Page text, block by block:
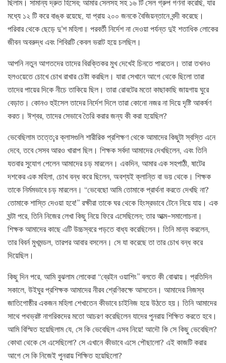
ছিলাম। সামান্য দ্রুত হিসেব; আমার সেলসহ সহ ১৬ টি সেল গ্রুপ গণনা করেছি, যার
মধ্যে ১২ টি করে বাঙ্ক রয়েছে, যা প্রায় ২০০ জনকে বৈজিয়ন্তানে বন্দী করেছে।
পরিবার থেকে ছেড়ে দু’শ মহিলা। পরবর্তী নির্দেশ না দেওয়া পর্যন্ত দুই শতাধিক লোকের
জীবন অবরুদ্ধ এবং শিবিরটি কেবল ভরাট হয়ে চলছিল।
আপনি নতুন আগতদের তাদের বিরক্তিকর মুখ দেখেই চিনতে পারতেন। তারা তখনও
হলওয়েতে চোখে চোখ রাখার চেষ্টা করছিল। যারা সেখানে আগে থেকে ছিলো তারা
তাদের পায়ের দিকে নীচে তাকিয়ে ছিল। তারা রোবটের মতো কাছাকাছি জায়গায় ঘুরে
বেড়াত। কোনও হুইসেল তাদের নির্দেশ দিলে তারা কোনো নজর না দিয়ে দৃষ্টি আকর্ষণ
করত। ঈশ্বর, তাদের সেভাবে তৈরি করার জন্য কী করা হয়েছিল?
ভেবেছিলাম তত্তে¡র ক্লাসগুলি শারীরিক প্রশিক্ষণ থেকে আমাদের কিছুটা স্বস্তি এনে
দেবে, তবে সেসব আরও খারাপ ছিল। শিক্ষক সর্বদা আমাদের দেখছিলেন, এবং তিনি
যতবার সুযোগ পেলেন আমাদের চড় মারলেন। একদিন, আমার এক সহপাঠী, ষাটের
দশকের এক মহিলা, চোখ বন্ধ করে ছিলেন, অবশ্যই ক্লান্তি বা ভয় থেকে। শিক্ষক
তাকে নির্মমভাবে চড় মারলেন। “ভেবেছো আমি তোমাকে প্রার্থনা করতে দেখছি না?
তোমাকে শাস্তি দেওয়া হবে!” রক্ষীরা তাকে ঘর থেকে হিংস্রভাবে টেনে নিয়ে যায়। এক
ঘন্টা পরে, তিনি নিজের লেখা কিছু নিয়ে ফিরে এসেছিলেন; তার আত্ম-সমালোচনা।
শিক্ষক আমাদের কাছে এটি উচ্চস্বরে পড়তে বাধ্য করেছিলেন। তিনি মান্য করলেন,
তার বিবর্ন মুখমন্ডল, তারপর আবার বসলেন। সে যা করেছে তা তার চোখ বন্ধ করে
দিয়েছিল।
কিছু দিন পরে, আমি বুঝলাম লোকেরা “ব্রেইন ওয়াশিং” বলতে কী বোঝায়। প্রতিদিন
সকালে, উইঘুর প্রশিক্ষক আমাদের নীরব শ্রেণিকক্ষে আসতেন। আমাদের নিজস্ব
জাতিগোষ্ঠীর একজন মহিলা শেখাতেন কীভাবে চাইনিজ হয়ে উঠতে হয়। তিনি আমাদের
সাথে পথভ্রষ্ট নাগরিকদের মতো আচরণ করেছিলেন যাদের পুনরায় শিক্ষিত করতে হবে।
আমি বিস্মিত হয়েছিলাম যে, সে কি ভেবেছিল এসব নিয়ে! আদৌ কি সে কিছু ভেবেছিল?
কোথা থেকে সে এসেছিলো? সে এখানে কীভাবে এসে পৌছালো? এই কাজটি করার
আগে সে কি নিজেই পুনরায় শিক্ষিত হয়েছিলো?